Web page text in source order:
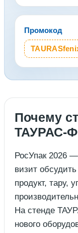
Промокод
Почему
ТАУРАС-
РосУпак 2026
визит
продукт, тару,
На стенде
нового